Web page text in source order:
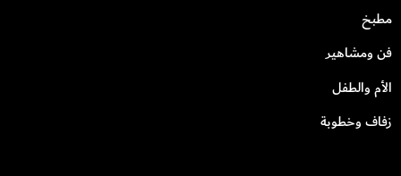
مطبخ
فن ومشاهير
الأم والطفل
زفاف وخطوبة